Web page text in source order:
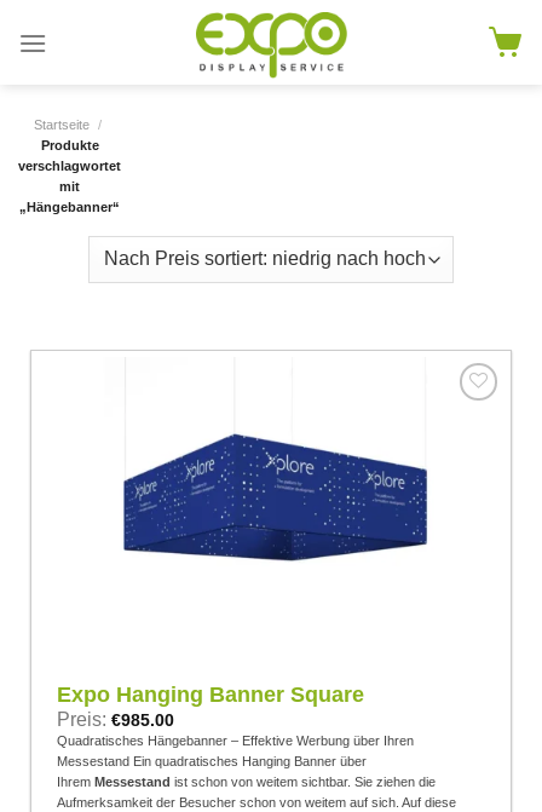
Startseite /
Produkte
verschlagwortet
mit
„Hängebanner“
Expo Hanging Banner Square
Preis: €985.00
Quadratisches Hängebanner – Effektive Werbung über Ihren
Messestand Ein quadratisches Hanging Banner über
Ihrem Messestand ist schon von weitem sichtbar. Sie ziehen die
Aufmerksamkeit der Besucher schon von weitem auf sich. Auf diese